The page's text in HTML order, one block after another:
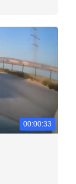
00:00:33